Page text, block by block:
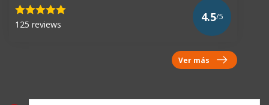
125 reviews
4.5/5
Ver más